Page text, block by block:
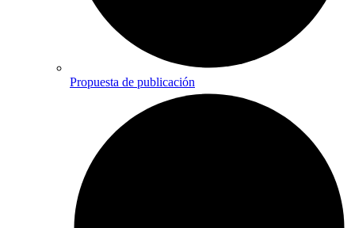
Propuesta de publicación